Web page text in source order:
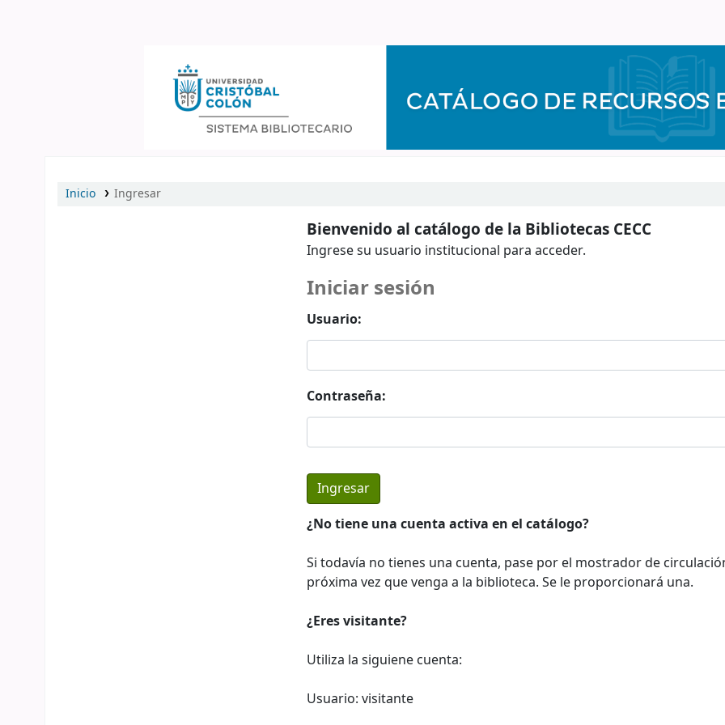
Inicio Ingresar
Bienvenido al catálogo de la Bibliotecas CECC
Ingrese su usuario institucional para acceder.
Iniciar sesión
Usuario:
Contraseña:
¿No tiene una cuenta activa en el catálogo?
Si todavía no tienes una cuenta, pase por el mostrador de
próxima vez que venga a la biblioteca. Se le proporcionará una.
¿Eres visitante?
Utiliza la siguiene cuenta:
Usuario: visitante